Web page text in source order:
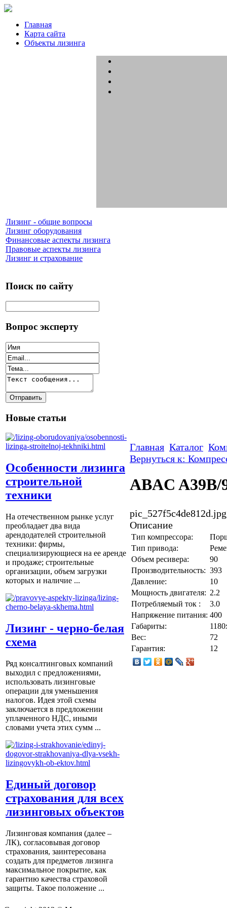
Главная
Карта сайта
Объекты лизинга
Лизинг - общие вопросы
Лизинг оборудования
Финансовые аспекты лизинга
Правовые аспекты лизинга
Лизинг и страхование
Поиск по сайту
Вопрос эксперту
Новые статьи
Особенности лизинга
строительной
техники
На отечественном рынке услуг
преобладает два вида
арендодателей строительной
техники: фирмы,
специализирующиеся на ее аренде
и продаже; строительные
организации, объем загрузки
которых и наличие ...
Лизинг - черно-белая
схема
Ряд консалтинговых компаний
выходил с предложениями,
использовать лизинговые
операции для уменьшения
налогов. Идея этой схемы
заключается в предложении
уплаченного НДС, иными
словами учета этих сумм ...
Единый договор
страхования для всех
лизинговых объектов
Лизинговая компания (далее –
ЛК), согласовывая договор
страхования, заинтересована
создать для предметов лизинга
максимальное покрытие, как
гарантию качества страховой
защиты. Такое положение ...
Главная Каталог
Вернуться к:
ABAC A39B/
pic_527f5c4de812d.jpg
Описание
Тип компрессора:
Тип привода:
Объем ресивера:
90
Производительность: 393
Давление:
10
Мощность двигателя: 2.2
Потребляемый ток :
3.0
Напряжение питания: 400
Габариты:
Вес:
72
Гарантия:
12